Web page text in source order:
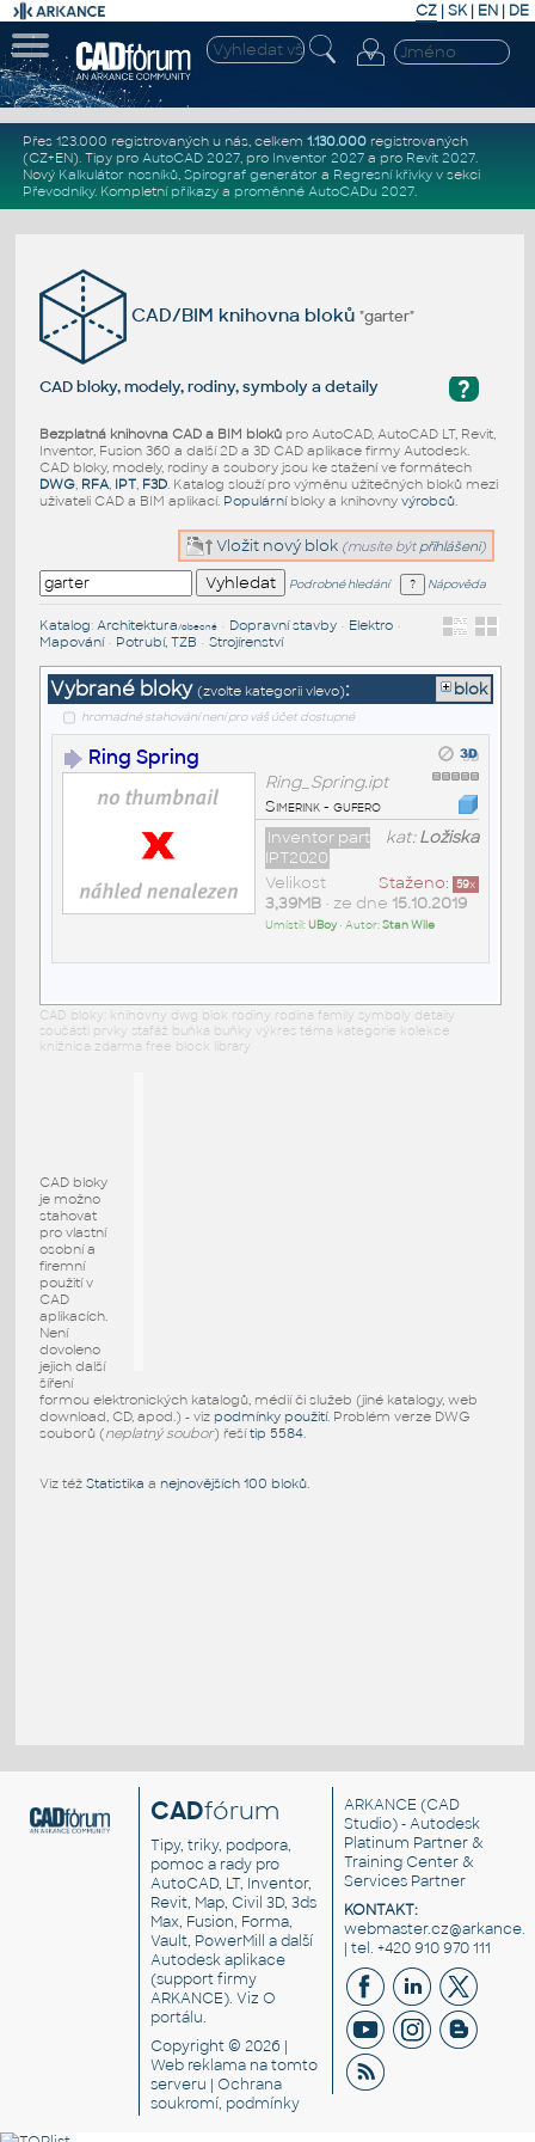
CZ | SK| EN | DE
Přes 123.000 registrovaných u nás, celkem 1.130.000registrovaných
(CZ+EN). Tipy pro AutoCAD 2027, pro Inventor 2027a pro Revit 2027.
Nový Kalkulátor nosníků, Spirograf generátor a Regresní křivkyv sekci
Převodníky. Kompletní příkazya proměnné AutoCADu 2027.
CAD/BIM knihovna bloků"garter"
?
CAD bloky, modely, rodiny, symboly a detaily
Bezplatná knihovna CAD a BIM blokůpro AutoCAD, AutoCAD LT, Revit,
Inventor, Fusion 360 a další 2D a 3D CAD aplikace firmy Autodesk.
CAD bloky, modely, rodiny a soubory jsou ke stažení ve formátech
DWG, RFA, IPT, F3D. Katalog slouží pro výměnu užitečných bloků mezi
uživateli CAD a BIM aplikací. Populárníbloky a knihovny výrobců.
Vložit nový blok (musíte být přihlášeni)
Podrobné hledání Nápověda
Katalog: Architektura/obecné• Dopravní stavby• Elektro•
Mapování• Potrubí, TZB • Strojírenství
Vybrané bloky (zvolte kategorii vlevo): blok
hromadné stahování není pro váš účet dostupné
Ring Spring
Ring_Spring.ipt
Simerink - gufero
kat:Ložiska
Inventor part
IPT2020
Staženo: 59x
Velikost
3,39MB• ze dne 15.10.2019
Umístil:UBoy• Autor:Stan Wile
CAD bloky: knihovny dwg blok rodiny rodina family symboly detaily
součásti prvky stafáž buňka buňky výkres téma kategorie kolekce
knižnica zdarma free block library
CAD bloky
je možno
stahovat
pro vlastní
osobní a
firemní
použití v
CAD
aplikacích.
Není
dovoleno
jejich další
šíření
formou elektronických katalogů, médií či služeb (jiné katalogy, web
download, CD, apod.) - viz podmínky použití. Problém verze DWG
souborů (neplatný soubor) řešítip 5584.
Viz též Statistika a nejnovějších 100 bloků.
CADfórum
Tipy, triky, podpora,
pomoc a rady pro
AutoCAD, LT, Inventor,
Revit, Map, Civil 3D, 3ds
Max, Fusion, Forma,
Vault, PowerMill a další
Autodesk aplikace
(support firmy
ARKANCE). VizO
portálu.
Copyright © 2026 |
Web reklama na tomto
serveru |Ochrana
soukromí, podmínky
ARKANCE (CAD
Studio) - Autodesk
Platinum Partner &
Training Center &
Services Partner
KONTAKT:
| tel. +420 910 970 111